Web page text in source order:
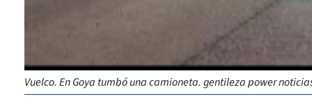
Vuelco. En Goya tumbó una camioneta. gentileza power